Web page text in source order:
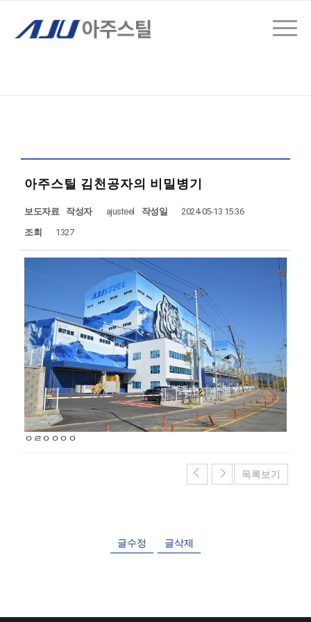
아주스틸 김천공자의 비밀병기
보도자료 작성자 ajusteel 작성일
2024-05-13 15:36
조회
1327
ㅇㄹㅇㅇㅇㅇ
목록보기
글수정 글삭제